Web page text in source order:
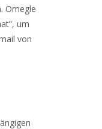
Omegle
um
von